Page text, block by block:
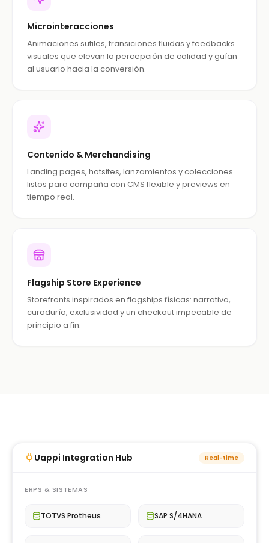
Microinteracciones
Animaciones sutiles, transiciones fluidas y feedbacks
visuales que elevan la percepción de calidad y guían
al usuario hacia la conversión.
Contenido & Merchandising
Landing pages, hotsites, lanzamientos y colecciones
listos para campaña con CMS flexible y previews en
tiempo real.
Flagship Store Experience
Storefronts inspirados en flagships físicas: narrativa,
curaduría, exclusividad y un checkout impecable de
principio a fin.
Uappi Integration Hub Real-time
ERPS & SISTEMAS
TOTVS Protheus SAP S/4HANA